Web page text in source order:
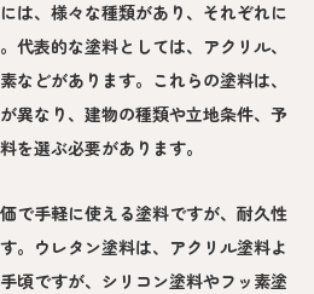
は、様々な種類があり、それぞれに
代表的な塗料としては、アクリル、
などがあります。これらの塗料は、
異なり、建物の種類や立地条件、予
を選ぶ必要があります。
で手軽に使える塗料ですが、耐久性
。ウレタン塗料は、アクリル塗料よ
頃ですが、シリコン塗料やフッ素塗